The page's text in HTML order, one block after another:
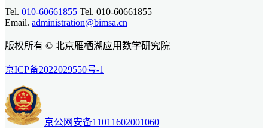
Tel. 010-60661855 Tel. 010-60661855
Email. administration@bimsa.cn
版权所有 © 北京雁栖湖应用数学研究院
京ICP备2022029550号-1
京公网安备11011602001060